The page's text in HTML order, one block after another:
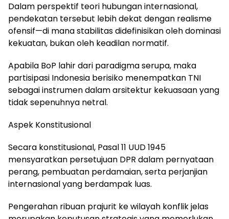
Dalam perspektif teori hubungan internasional,
pendekatan tersebut lebih dekat dengan realisme
ofensif—di mana stabilitas didefinisikan oleh dominasi
kekuatan, bukan oleh keadilan normatif.
Apabila BoP lahir dari paradigma serupa, maka
partisipasi Indonesia berisiko menempatkan TNI
sebagai instrumen dalam arsitektur kekuasaan yang
tidak sepenuhnya netral.
Aspek Konstitusional
Secara konstitusional, Pasal 11 UUD 1945
mensyaratkan persetujuan DPR dalam pernyataan
perang, pembuatan perdamaian, serta perjanjian
internasional yang berdampak luas.
Pengerahan ribuan prajurit ke wilayah konflik jelas